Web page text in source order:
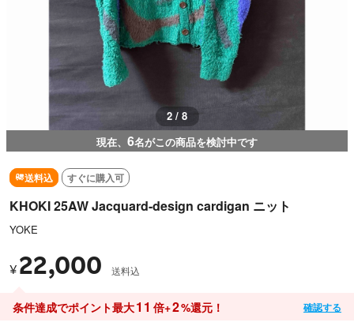
2 / 8
現在、 6名がこの商品を検討中です
送料込 すぐに購入可
KHOKI 25AW Jacquard-design cardigan ニット
YOKE
¥ 22,000 送料込
条件達成でポイント最大11 倍+2%還元！ 確認する